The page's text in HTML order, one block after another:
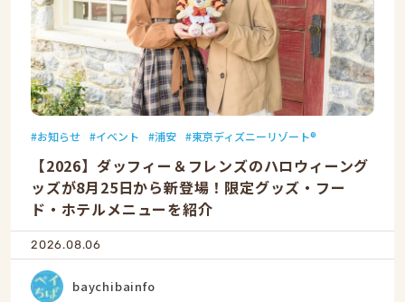
お知らせ イベント 浦安 東京ディズニーリゾート®
【2026】ダッフィー＆フレンズのハロウィーング
ッズが8月25日から新登場！限定グッズ・フー
ド・ホテルメニューを紹介
2026.08.06
baychibainfo